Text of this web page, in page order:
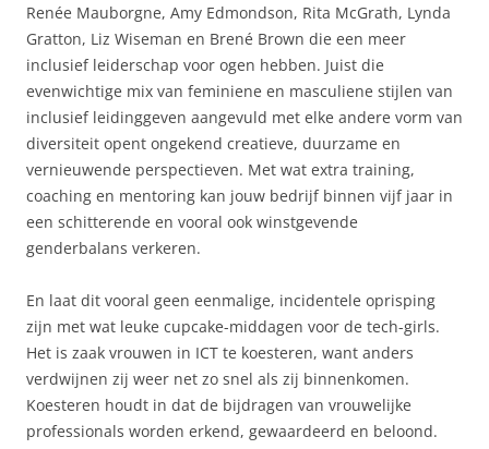
Renée Mauborgne, Amy Edmondson, Rita McGrath, Lynda
Gratton, Liz Wiseman en Brené Brown die een meer
inclusief leiderschap voor ogen hebben. Juist die
evenwichtige mix van feminiene en masculiene stijlen van
inclusief leidinggeven aangevuld met elke andere vorm van
diversiteit opent ongekend creatieve, duurzame en
vernieuwende perspectieven. Met wat extra training,
coaching en mentoring kan jouw bedrijf binnen vijf jaar in
een schitterende en vooral ook winstgevende
genderbalans verkeren.
En laat dit vooral geen eenmalige, incidentele oprisping
zijn met wat leuke cupcake-middagen voor de tech-girls.
Het is zaak vrouwen in ICT te koesteren, want anders
verdwijnen zij weer net zo snel als zij binnenkomen.
Koesteren houdt in dat de bijdragen van vrouwelijke
professionals worden erkend, gewaardeerd en beloond.